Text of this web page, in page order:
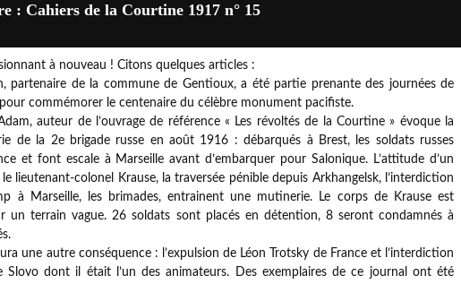
: Cahiers de la Courtine 1917 n° 15
à nouveau ! Citons quelques articles :
partenaire de la commune de Gentioux, a été partie prenante des journées de
commémorer le centenaire du célèbre monument pacifiste.
auteur de l’ouvrage de référence « Les révoltés de la Courtine » évoque la
de la 2e brigade russe en août 1916 : débarqués à Brest, les soldats russes
et font escale à Marseille avant d’embarquer pour Salonique. L’attitude d’un
lieutenant-colonel Krause, la traversée pénible depuis Arkhangelsk, l’interdiction
à Marseille, les brimades, entrainent une mutinerie. Le corps de Krause est
un terrain vague. 26 soldats sont placés en détention, 8 seront condamnés à
une autre conséquence : l’expulsion de Léon Trotsky de France et l’interdiction
Slovo dont il était l’un des animateurs. Des exemplaires de ce journal ont été